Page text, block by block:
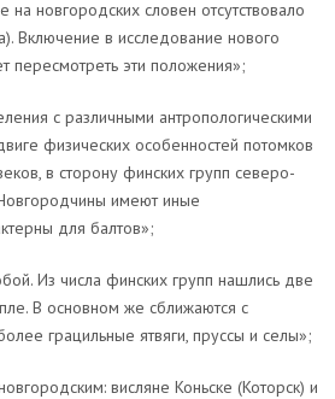
на новгородских словен отсутствовало
Включение в исследование нового
пересмотреть эти положения»;
с различными антропологическими
физических особенностей потомков
в сторону финских групп северо-
имеют иные
для балтов»;
Из числа финских групп нашлись две
В основном же сближаются с
грацильные ятвяги, пруссы и селы»;
висляне Коньске (Которск) и